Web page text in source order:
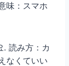
味：スマホ
. 読み方：カ
なくていい